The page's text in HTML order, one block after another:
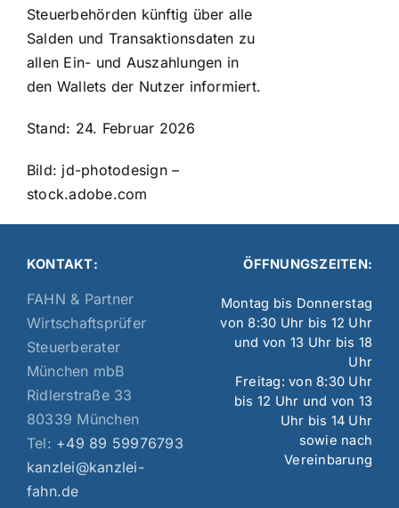
Steuerbehörden künftig über alle
Salden und Transaktionsdaten zu
allen Ein- und Auszahlungen in
den Wallets der Nutzer informiert.
Stand: 24. Februar 2026
Bild: jd-photodesign –
stock.adobe.com
KONTAKT:
FAHN & Partner
Wirtschaftsprüfer
Steuerberater
München mbB
Ridlerstraße 33
80339 München
Tel: +49 89 59976793
kanzlei@kanzlei-
fahn.de
ÖFFNUNGSZEITEN:
Montag bis Donnerstag
von 8:30 Uhr bis 12 Uhr
und von 13 Uhr bis 18
Uhr
Freitag: von 8:30 Uhr
bis 12 Uhr und von 13
Uhr bis 14 Uhr
sowie nach
Vereinbarung